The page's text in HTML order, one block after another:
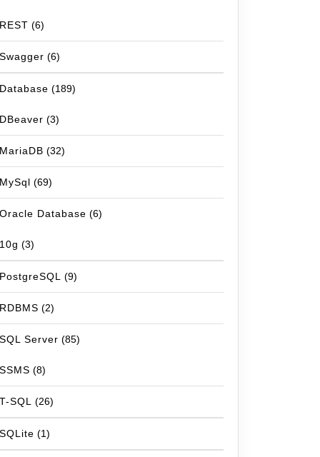
REST (6)
Swagger (6)
Database (189)
DBeaver (3)
MariaDB (32)
MySql (69)
Oracle Database (6)
10g (3)
PostgreSQL (9)
RDBMS (2)
SQL Server (85)
SSMS (8)
T-SQL (26)
SQLite (1)